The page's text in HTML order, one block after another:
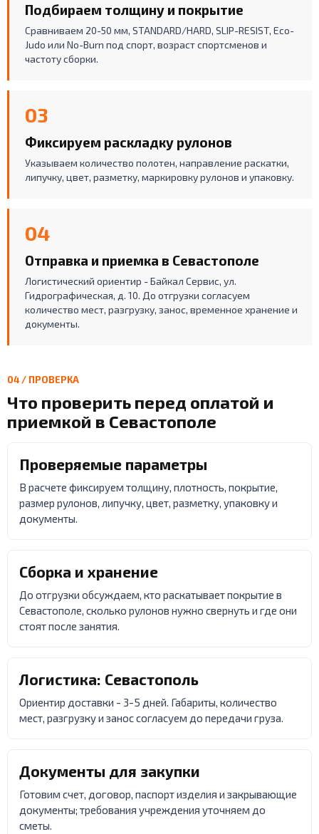
Подбираем толщину и покрытие
Сравниваем 20-50 мм, STANDARD/HARD, SLIP-RESIST, Eco-
Judo или No-Burn под спорт, возраст спортсменов и
частоту сборки.
03
Фиксируем раскладку рулонов
Указываем количество полотен, направление раскатки,
липучку, цвет, разметку, маркировку рулонов и упаковку.
04
Отправка и приемка в Севастополе
Логистический ориентир - Байкал Сервис, ул.
Гидрографическая, д. 10. До отгрузки согласуем
количество мест, разгрузку, занос, временное хранение и
документы.
04 / ПРОВЕРКА
Что проверить перед оплатой и
приемкой в Севастополе
Проверяемые параметры
В расчете фиксируем толщину, плотность, покрытие,
размер рулонов, липучку, цвет, разметку, упаковку и
документы.
Сборка и хранение
До отгрузки обсуждаем, кто раскатывает покрытие в
Севастополе, сколько рулонов нужно свернуть и где они
стоят после занятия.
Логистика: Севастополь
Ориентир доставки - 3-5 дней. Габариты, количество
мест, разгрузку и занос согласуем до передачи груза.
Документы для закупки
Готовим счет, договор, паспорт изделия и закрывающие
документы; требования учреждения уточняем до
сметы.